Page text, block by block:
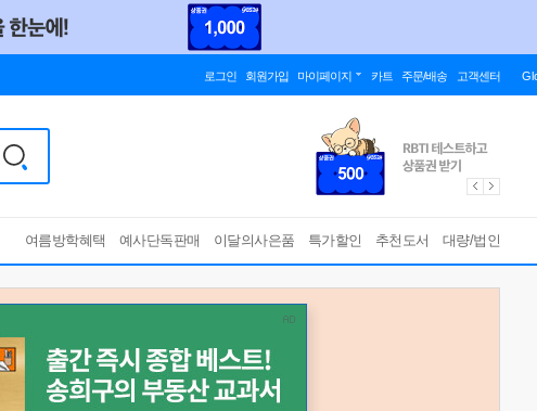
로그인 회원가입 마이페이지 카트 주문/배송 고객센터
여름방학혜택 예사단독판매 이달의사은품 특가할인 추천도서 대량/법인